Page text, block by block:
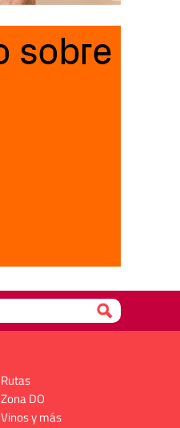
Rutas
Zona DO
Vinos y más